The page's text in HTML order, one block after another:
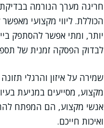
חריגה מערך הנורמה
הכוללת. ליווי מקצועי
יותר, ומתי אפשר להסתפק
לבדוק הפסקה זמנית של
שמירה על איזון והרגלי
מקצוע, מסייעים במניעת
ואיכות חייכם.